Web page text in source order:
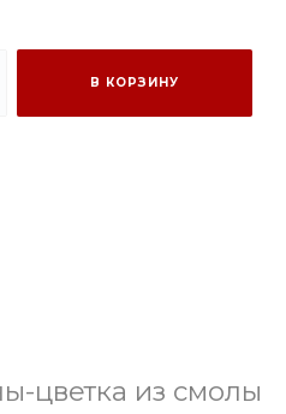
В КОРЗИНУ
цветка из смолы